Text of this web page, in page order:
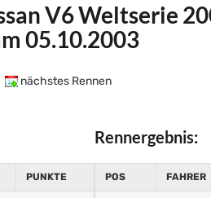
V6 Weltserie
05.10.2003
nächstes Rennen
PUNKTE
Rennergebnis:
POS FAHRER